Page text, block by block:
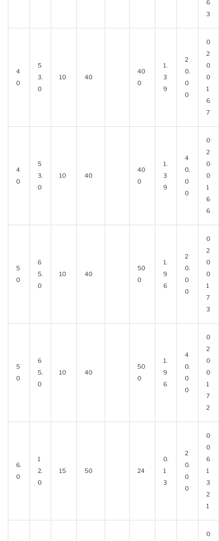
6
3
4
0
5
3.
0
10 40
40
0
1.
3
9
2
0.
0
0
0
2
0
0
1
6
7
4
0
5
3.
0
10 40
40
0
1.
3
9
4
0.
0
0
0
2
0
0
1
6
6
5
0
6
5.
0
10 40
50
0
1.
9
6
2
0.
0
0
0
2
0
0
1
7
3
5
0
6
5.
0
10 40
50
0
1.
9
6
4
0.
0
0
0
2
0
0
1
7
2
6.
0
1
2.
0
15 50 24
0.
1
3
2
0.
0
0
0
0
6
1
3
2
1
0